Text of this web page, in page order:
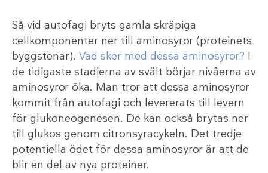
Så vid autofagi bryts gamla skräpiga
cellkomponenter ner till aminosyror (proteinets
byggstenar). Vad sker med dessa aminosyror? I
de tidigaste stadierna av svält börjar nivåerna av
aminosyror öka. Man tror att dessa aminosyror
kommit från autofagi och levererats till levern
för glukoneogenesen. De kan också brytas ner
till glukos genom citronsyracykeln. Det tredje
potentiella ödet för dessa aminosyror är att de
blir en del av nya proteiner.